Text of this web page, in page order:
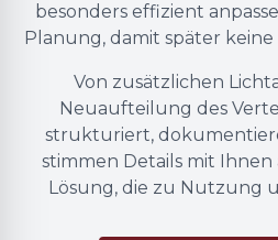
besonders effizient
Planung, damit später keine
Von zusätzlichen
Neuaufteilung des
strukturiert,
stimmen Details mit Ihnen
Lösung, die zu Nutzung